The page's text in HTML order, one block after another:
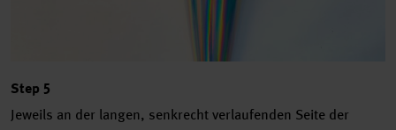
Step 5
Jeweils an der langen, senkrecht verlaufenden Seite der